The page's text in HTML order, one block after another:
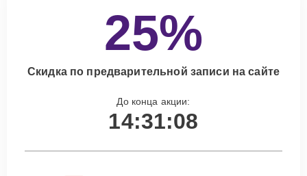
25%
Скидка по предварительной записи на сайте
До конца акции:
14:31:07